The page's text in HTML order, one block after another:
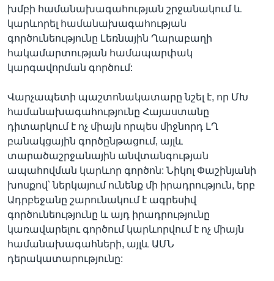
խմբի համանախագահության շրջանակում և
կարևորել համանախագահության
գործունեությունը Լեռնային Ղարաբաղի
հակամարտության համապարփակ
կարգավորման գործում:
Վարչապետի պաշտոնակատարը նշել է, որ ՄԽ
համանախագահությունը Հայաստանը
դիտարկում է ոչ միայն որպես միջնորդ ԼՂ
բանակցային գործընթացում, այլև
տարածաշրջանային անվտանգության
ապահովման կարևոր գործոն: Նիկոլ Փաշինյանի
խոսքով՝ ներկայում ունենք մի իրադրություն, երբ
Ադրբեջանը շարունակում է ագրեսիվ
գործունեությունը և այդ իրադրությունը
կառավարելու գործում կարևորվում է ոչ միայն
համանախագահների, այլև ԱՄՆ
դերակատարությունը: